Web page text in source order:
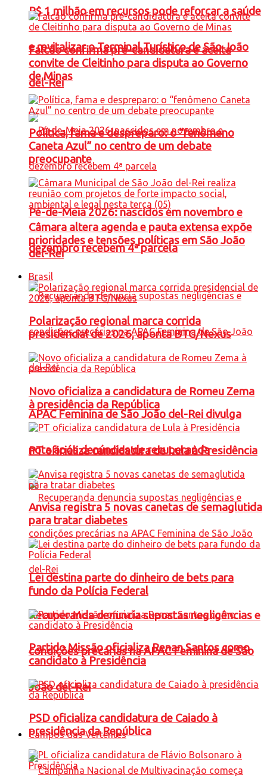
R$ 1 milhão em recursos pode reforçar a saúde
e revitalizar o Terminal Turístico de São João
del-Rei
Pé-de-Meia 2026: nascidos em novembro e
dezembro recebem 4ª parcela
APAC Feminina de São João del-Rei divulga
nota após denúncias de recuperanda
Recuperanda denuncia supostas negligências e
condições precárias na APAC Feminina de São
João del-Rei
Campos das Vertentes
Falcão confirma pré-candidatura e aceita
convite de Cleitinho para disputa ao Governo
de Minas
Política, fama e despreparo: o “fenômeno
Caneta Azul” no centro de um debate
preocupante
Câmara altera agenda e pauta extensa expõe
prioridades e tensões políticas em São João
del-Rei
Brasil
Polarização regional marca corrida
presidencial de 2026, aponta BTG/Nexus
Novo oficializa a candidatura de Romeu Zema
à presidência da República
PT oficializa candidatura de Lula à Presidência
Anvisa registra 5 novas canetas de semaglutida
para tratar diabetes
Lei destina parte do dinheiro de bets para
fundo da Polícia Federal
Partido Missão oficializa Renan Santos como
candidato à Presidência
PSD oficializa candidatura de Caiado à
presidência da República